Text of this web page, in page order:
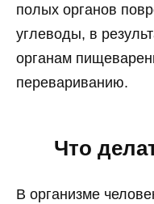
полых органов
углеводы, в
органам
перевариванию.
Что
В организме